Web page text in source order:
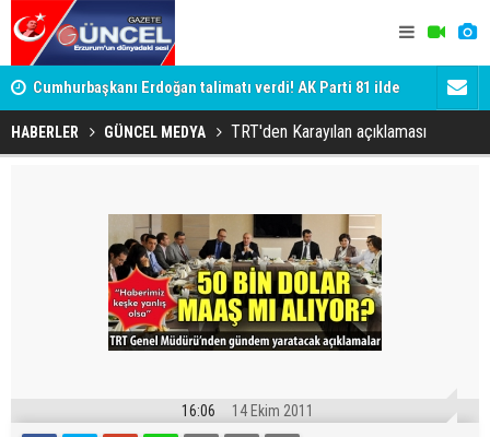
Cumhurbaşkanı Erdoğan talimatı verdi! AK Parti 81 ilde
sahaya iniyor
Genç
HABERLER GÜNCEL MEDYA TRT'den Karayılan açıklaması
16:06 14 Ekim 2011